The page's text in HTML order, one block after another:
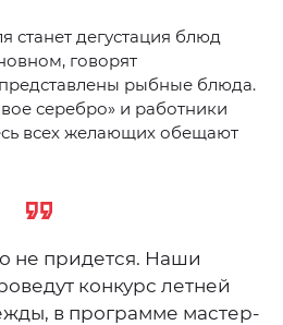
станет дегустация блюд
говорят
рыбные блюда.
серебро» и работники
всех желающих обещают
не придется. Наши
конкурс летней
в программе мастер-